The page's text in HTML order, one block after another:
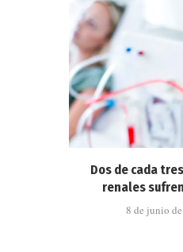
Dos de cada
renales
8 de junio